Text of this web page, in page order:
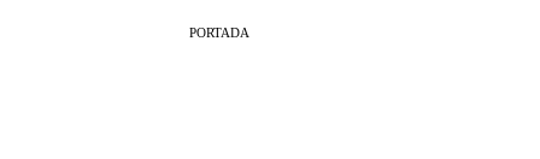
PORTADA